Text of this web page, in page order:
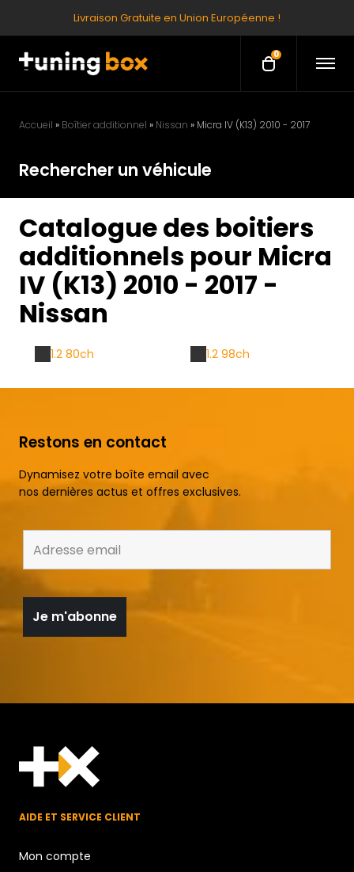
Livraison Gratuite en Union Européenne !
O
e
n
t
0
O
e
Accueil » Boîtier additionnel » Nissan » Micra IV (K13) 2010 - 2017
Rechercher un véhicule
Catalogue des boitiers
additionnels pour Micra
IV (K13) 2010 - 2017 -
Nissan
1.2 80ch 1.2 98ch
Restons en contact
Dynamisez votre boîte email avec
nos dernières actus et offres exclusives.
AIDE ET SERVICE CLIENT
Mon compte